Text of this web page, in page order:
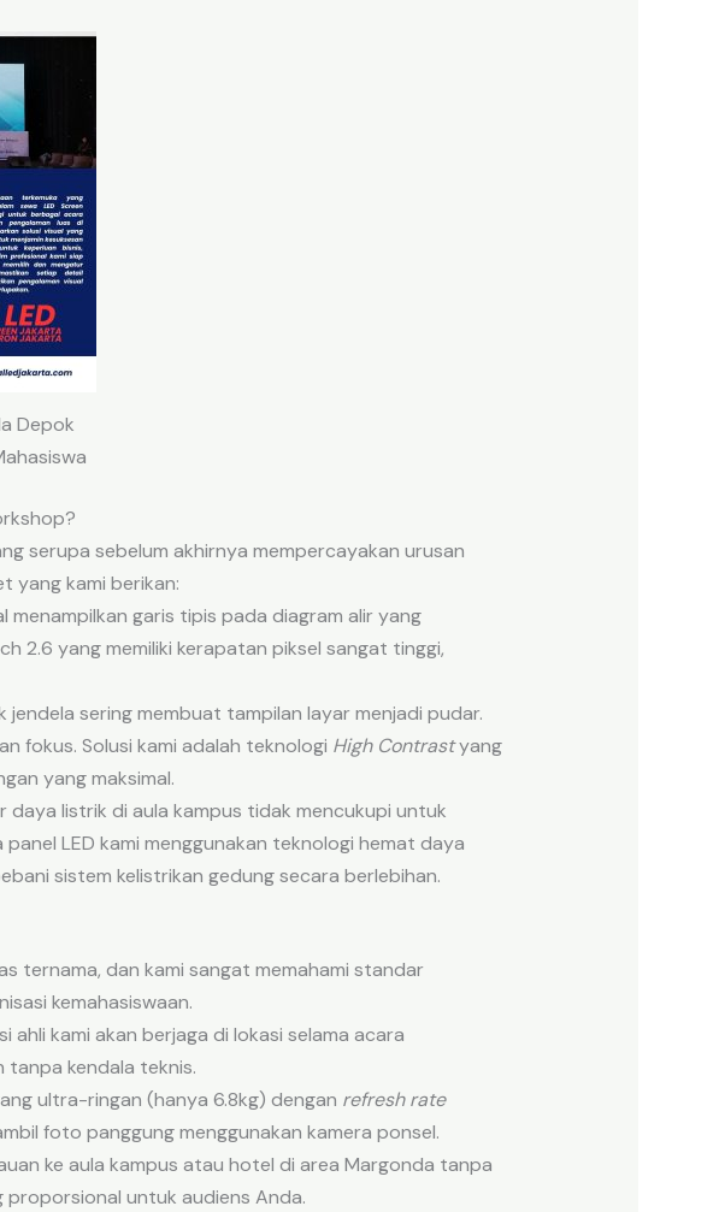
Depok
serupa sebelum akhirnya mempercayakan urusan
yang kami berikan:
menampilkan garis tipis pada diagram alir yang
2.6 yang memiliki kerapatan piksel sangat tinggi,
jendela sering membuat tampilan layar menjadi pudar.
fokus. Solusi kami adalah teknologi High Contrastyang
yang maksimal.
daya listrik di aula kampus tidak mencukupi untuk
LED kami menggunakan teknologi hemat daya
sistem kelistrikan gedung secara berlebihan.
ternama, dan kami sangat memahami standar
kemahasiswaan.
ahli kami akan berjaga di lokasi selama acara
kendala teknis.
ultra-ringan (hanya 6.8kg) dengan refresh rate
foto panggung menggunakan kamera ponsel.
ke aula kampus atau hotel di area Margonda tanpa
proporsional untuk audiens Anda.